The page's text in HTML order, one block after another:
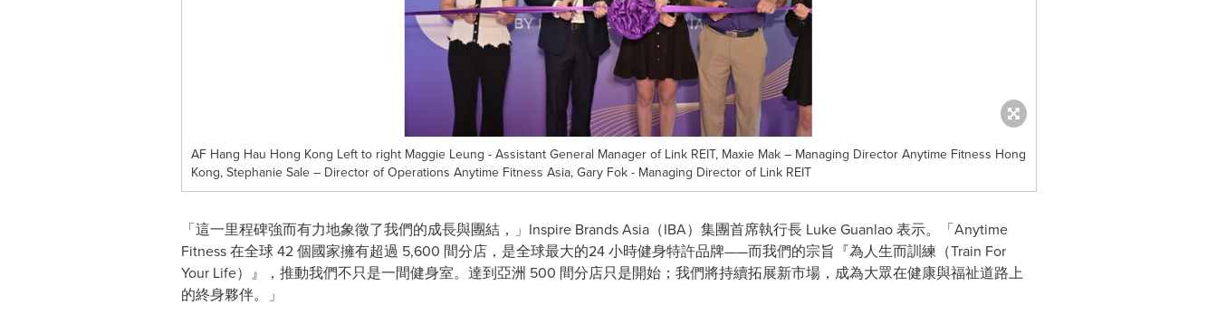
AF Hang Hau Hong Kong Left to right Maggie Leung - Assistant General Manager of Link REIT, Maxie Mak – Managing Director Anytime Fitness Hong
Kong, Stephanie Sale – Director of Operations Anytime Fitness Asia, Gary Fok - Managing Director of Link REIT
「這⼀⾥程碑強⽽有⼒地象徵了我們的成長與團結，」Inspire Brands Asia（IBA）集團⾸席執⾏長 Luke Guanlao表⽰。「Anytime
Fitness 在全球 42 個國家擁有超過 5,600 間分店，是全球最⼤的24 ⼩時健⾝特許品牌——⽽我們的宗旨『為⼈⽣⽽訓練（Train For
Your Life）』，推動我們不只是⼀間健⾝室。達到亞洲 500 間分店只是開始；我們將持續拓展新市場，成為⼤眾在健康與福祉道路上
的終⾝夥伴。」